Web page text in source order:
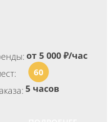
от 5 000 ₽/час
60
5 часов